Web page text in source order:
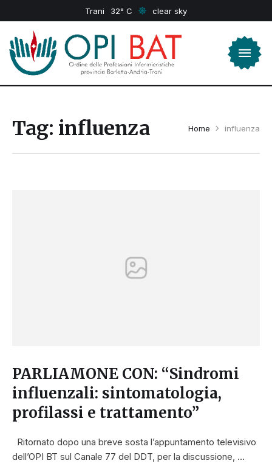
Trani 32 clear sky
Tag: influenza Home influenza
PARLIAMONE CON: “Sindromi
influenzali: sintomatologia,
profilassi e trattamento”
Ritornato dopo una breve sosta l’appuntamento televisivo
dell’OPI BT sul Canale 77 del DDT, per la discussione, …